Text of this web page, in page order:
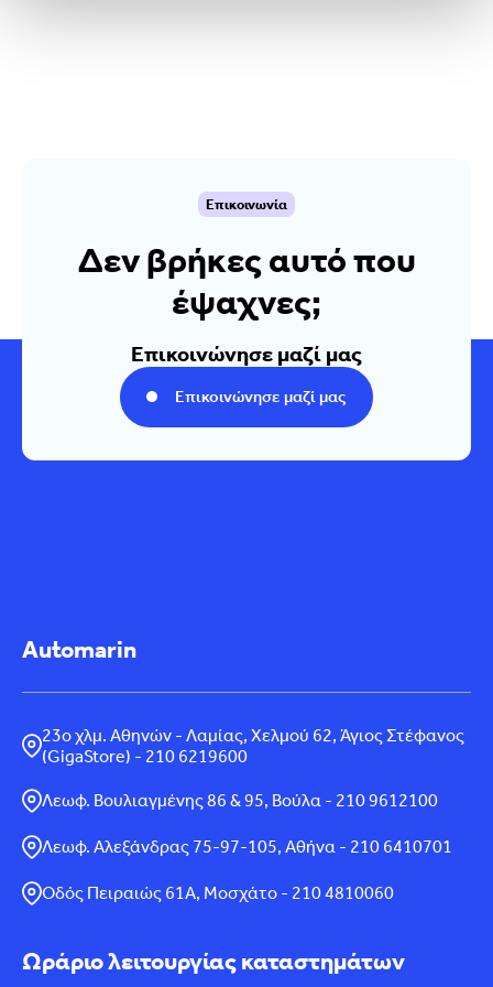
Επικοινωνία
Δεν βρήκες αυτό που
έψαχνες;
Επικοινώνησε μαζί μας
Επικοινώνησε μαζί μας
Automarin
23ο χλμ. Αθηνών - Λαμίας, Χελμού 62, Άγιος Στέφανος
(GigaStore) - 210 6219600
Λεωφ. Βουλιαγμένης 86 & 95, Βούλα - 210 9612100
Λεωφ. Αλεξάνδρας 75-97-105, Αθήνα - 210 6410701
Οδός Πειραιώς 61Α, Μοσχάτο - 210 4810060
Ωράριο λειτουργίας καταστημάτων